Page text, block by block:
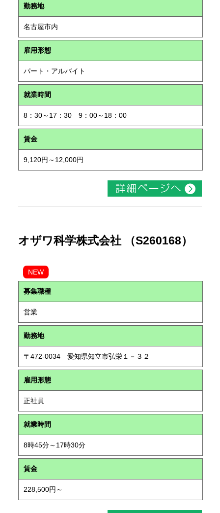
勤務地
名古屋市内
雇用形態
パート・アルバイト
就業時間
8：30～17：30 9：00～18：00
賃金
9,120円～12,000円
オザワ科学株式会社 （S260168）
NEW
募集職種
営業
勤務地
〒472-0034 愛知県知立市弘栄１－３２
雇用形態
正社員
就業時間
8時45分～17時30分
賃金
228,500円～